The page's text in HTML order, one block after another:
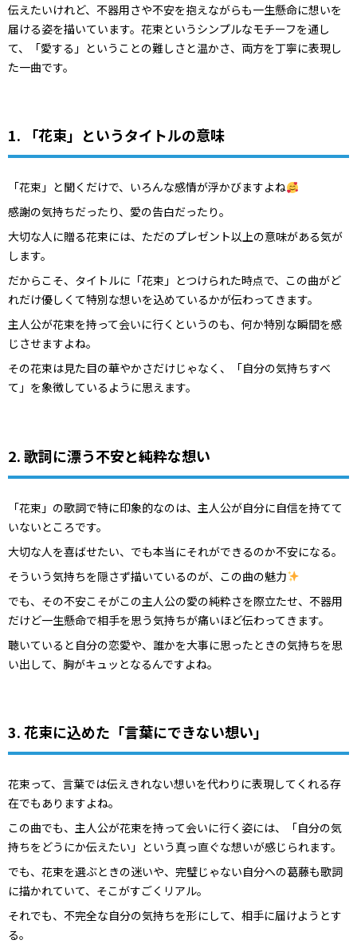
伝えたいけれど、不器用さや不安を抱えながらも一生懸命に想いを
届ける姿を描いています。花束というシンプルなモチーフを通し
て、「愛する」ということの難しさと温かさ、両方を丁寧に表現し
た一曲です。
1. 「花束」というタイトルの意味
「花束」と聞くだけで、いろんな感情が浮かびますよね
感謝の気持ちだったり、愛の告白だったり。
大切な人に贈る花束には、ただのプレゼント以上の意味がある気が
します。
だからこそ、タイトルに「花束」とつけられた時点で、この曲がど
れだけ優しくて特別な想いを込めているかが伝わってきます。
主人公が花束を持って会いに行くというのも、何か特別な瞬間を感
じさせますよね。
その花束は見た目の華やかさだけじゃなく、「自分の気持ちすべ
て」を象徴しているように思えます。
2. 歌詞に漂う不安と純粋な想い
「花束」の歌詞で特に印象的なのは、主人公が自分に自信を持てて
いないところです。
大切な人を喜ばせたい、でも本当にそれができるのか不安になる。
そういう気持ちを隠さず描いているのが、この曲の魅力
でも、その不安こそがこの主人公の愛の純粋さを際立たせ、不器用
だけど一生懸命で相手を思う気持ちが痛いほど伝わってきます。
聴いていると自分の恋愛や、誰かを大事に思ったときの気持ちを思
い出して、胸がキュッとなるんですよね。
3. 花束に込めた「言葉にできない想い」
花束って、言葉では伝えきれない想いを代わりに表現してくれる存
在でもありますよね。
この曲でも、主人公が花束を持って会いに行く姿には、「自分の気
持ちをどうにか伝えたい」という真っ直ぐな想いが感じられます。
でも、花束を選ぶときの迷いや、完璧じゃない自分への葛藤も歌詞
に描かれていて、そこがすごくリアル。
それでも、不完全な自分の気持ちを形にして、相手に届けようとす
る。